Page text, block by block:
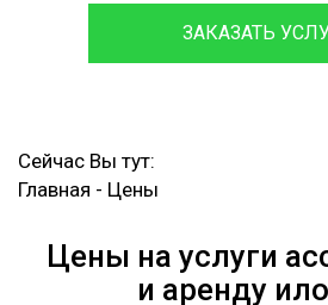
ЗАКАЗАТЬ
Сейчас Вы тут:
Главная - Цены
Цены на услуги
и аренду